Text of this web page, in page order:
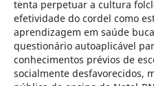
tenta perpetuar a cultura
efetividade do cordel como
aprendizagem em saúde
questionário autoaplicável
conhecimentos prévios de
socialmente desfavorecidos,